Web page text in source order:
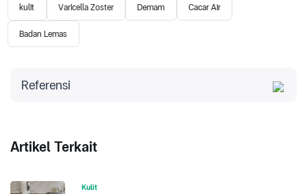
kulit Varicella Zoster Demam Cacar Air
Badan Lemas
Referensi
Artikel Terkait
Kulit